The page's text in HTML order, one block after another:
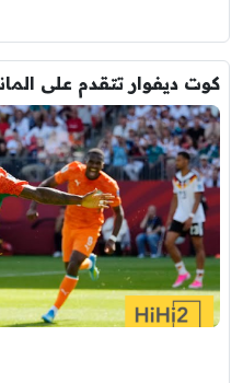
كوت ديفوار تتقدم على